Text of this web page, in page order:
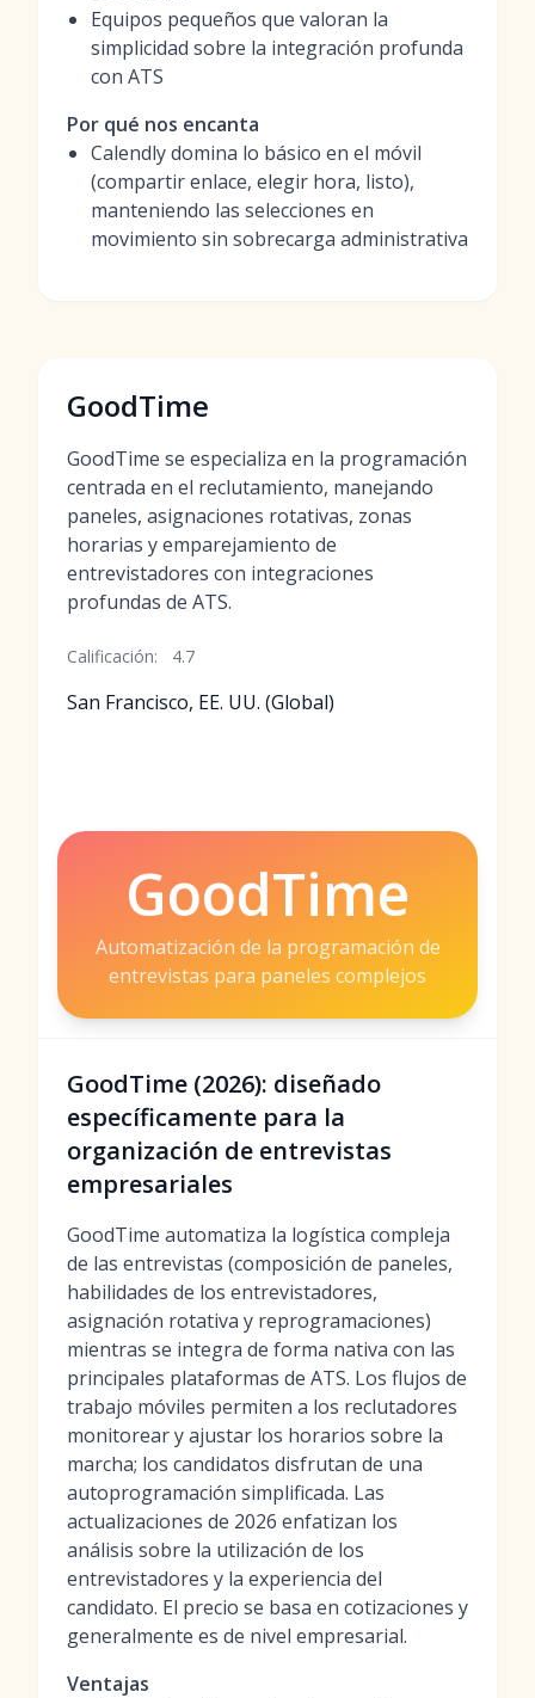
Equipos pequeños que valoran la
simplicidad sobre la integración profunda
con ATS
Por qué nos encanta
Calendly domina lo básico en el móvil
(compartir enlace, elegir hora, listo),
manteniendo las selecciones en
movimiento sin sobrecarga administrativa
GoodTime
GoodTime se especializa en la programación
centrada en el reclutamiento, manejando
paneles, asignaciones rotativas, zonas
horarias y emparejamiento de
entrevistadores con integraciones
profundas de ATS.
Calificación: 4.7
San Francisco, EE. UU. (Global)
GoodTime
Automatización de la programación de
entrevistas para paneles complejos
GoodTime (2026): diseñado
específicamente para la
organización de entrevistas
empresariales
GoodTime automatiza la logística compleja
de las entrevistas (composición de paneles,
habilidades de los entrevistadores,
asignación rotativa y reprogramaciones)
mientras se integra de forma nativa con las
principales plataformas de ATS. Los flujos de
trabajo móviles permiten a los reclutadores
monitorear y ajustar los horarios sobre la
marcha; los candidatos disfrutan de una
autoprogramación simplificada. Las
actualizaciones de 2026 enfatizan los
análisis sobre la utilización de los
entrevistadores y la experiencia del
candidato. El precio se basa en cotizaciones y
generalmente es de nivel empresarial.
Ventajas